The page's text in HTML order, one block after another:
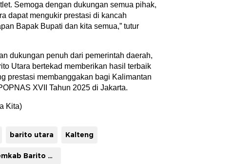
Semoga dengan dukungan semua pihak,
dapat mengukir prestasi di kancah
Bapak Bupati dan kita semua,” tutur
dukungan penuh dari pemerintah daerah,
Utara bertekad memberikan hasil terbaik
prestasi membanggakan bagi Kalimantan
XVII Tahun 2025 di Jakarta.
Kita)
barito utara Kalteng
Pemkab Barito Utara